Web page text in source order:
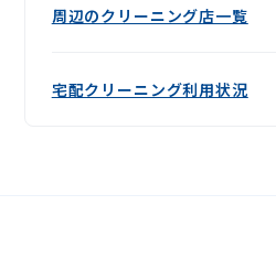
周辺のクリーニング店一覧
宅配クリーニング利用状況